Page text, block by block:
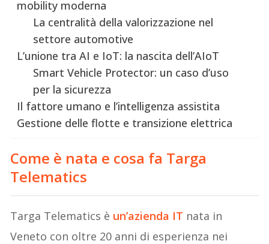
mobility moderna
La centralità della valorizzazione nel
settore automotive
L’unione tra AI e IoT: la nascita dell’AIoT
Smart Vehicle Protector: un caso d’uso
per la sicurezza
Il fattore umano e l’intelligenza assistita
Gestione delle flotte e transizione elettrica
Come è nata e cosa fa Targa
Telematics
Targa Telematics è un’azienda IT nata in
Veneto con oltre 20 anni di esperienza nei